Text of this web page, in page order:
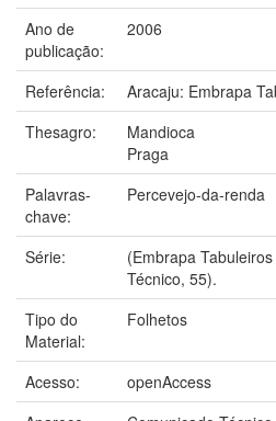
Ano de
publicação:
2006
Referência:
Aracaju: Embrapa
Thesagro:
Mandioca
Praga
Palavras-
chave:
Percevejo-da-renda
Série:
(Embrapa
Técnico, 55).
Tipo do
Material:
Folhetos
Acesso:
openAccess